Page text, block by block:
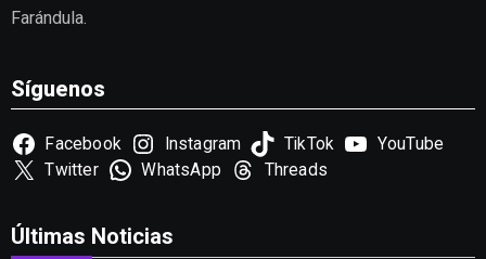
Farándula.
Síguenos
Facebook Instagram TikTok
YouTube
Twitter
WhatsApp Threads
Últimas Noticias